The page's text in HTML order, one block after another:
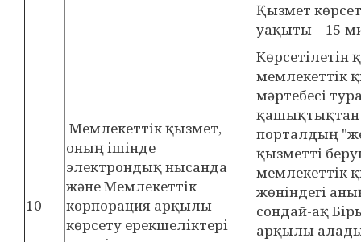
10
Мемлекеттік қызмет,
оның ішінде
электрондық нысанда
және Мемлекеттік
корпорация арқылы
көрсету ерекшеліктері
Қызмет
уақыты – 15
мемлекеттік
мәртебесі
қашықтықтан
порталдың
қызметті
мемлекеттік
жөніндегі
сондай-ақ
арқылы